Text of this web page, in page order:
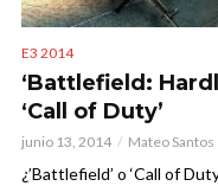
E3 2014
‘Battlefield:
‘Call of Duty’
junio 13, 2014 Mateo Santos
¿’Battlefield’ o ‘Call of